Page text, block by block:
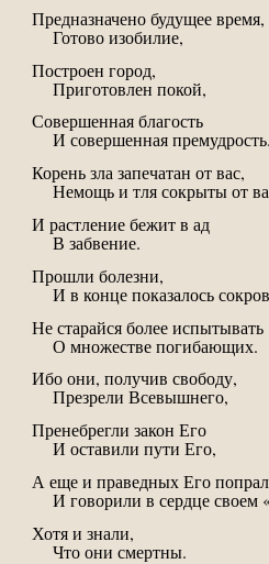
Предназначено будущее время,
Готово изобилие,
Построен город,
Приготовлен покой,
Совершенная благость
И совершенная премудрость.
Корень зла запечатан от вас,
Немощь и тля сокрыты от
И растление бежит в ад
В забвение.
Прошли болезни,
И в конце показалось
Не старайся более испытывать
О множестве погибающих.
Ибо они, получив свободу,
Презрели Всевышнего,
Пренебрегли закон Его
И оставили пути Его,
А еще и праведных Его
И говорили в сердце своем
Хотя и знали,
Что они смертны.